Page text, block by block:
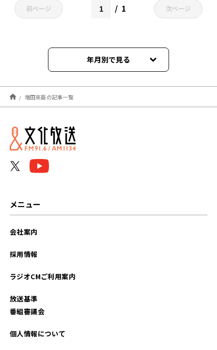
前ページ 1 次ページ
年月別で見る
2026年03月
2025年08月
2025年07月
2023年09月
増田來亜の記事一覧
メニュー
会社案内
採用情報
ラジオCMご利用案内
放送基準
番組審議会
個人情報について